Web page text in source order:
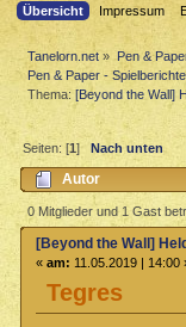
Übersicht Impressum
Tanelorn.net » Pen &
Pen & Paper - Spielberichte
Thema:[Beyond the Wall]
Seiten: [1] Nach unten
Autor
Holten - Angelzeit
0 Mitglieder und 1 Gast
Tegres
[Beyond the Wall]
« am: 11.05.2019 | 14:00